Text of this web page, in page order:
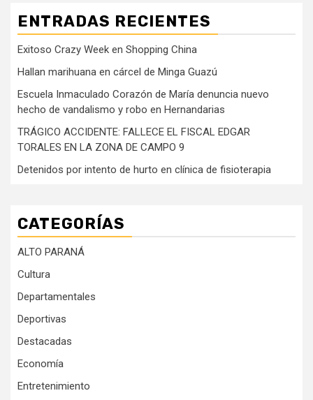
ENTRADAS RECIENTES
Exitoso Crazy Week en Shopping China
Hallan marihuana en cárcel de Minga Guazú
Escuela Inmaculado Corazón de María denuncia nuevo
hecho de vandalismo y robo en Hernandarias
TRÁGICO ACCIDENTE: FALLECE EL FISCAL EDGAR
TORALES EN LA ZONA DE CAMPO 9
Detenidos por intento de hurto en clínica de fisioterapia
CATEGORÍAS
ALTO PARANÁ
Cultura
Departamentales
Deportivas
Destacadas
Economía
Entretenimiento